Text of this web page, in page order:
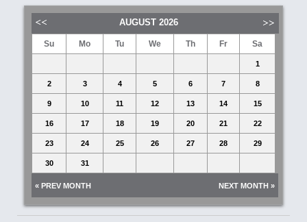
AUGUST 2026
Su Mo Tu We Th Fr Sa
1
2 3 4 5 6 7 8
9 10 11 12 13 14 15
16 17 18 19 20 21 22
23 24 25 26 27 28 29
30 31
« PREV MONTH NEXT MONTH »